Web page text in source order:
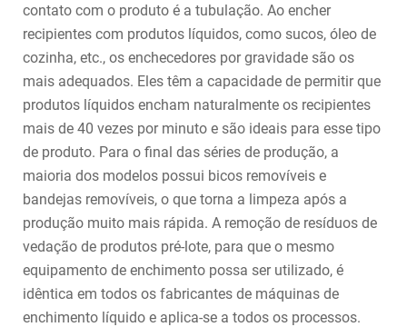
contato com o produto é a tubulação. Ao encher
recipientes com produtos líquidos, como sucos, óleo de
cozinha, etc., os enchecedores por gravidade são os
mais adequados. Eles têm a capacidade de permitir que
produtos líquidos encham naturalmente os recipientes
mais de 40 vezes por minuto e são ideais para esse tipo
de produto. Para o final das séries de produção, a
maioria dos modelos possui bicos removíveis e
bandejas removíveis, o que torna a limpeza após a
produção muito mais rápida. A remoção de resíduos de
vedação de produtos pré-lote, para que o mesmo
equipamento de enchimento possa ser utilizado, é
idêntica em todos os fabricantes de máquinas de
enchimento líquido e aplica-se a todos os processos.